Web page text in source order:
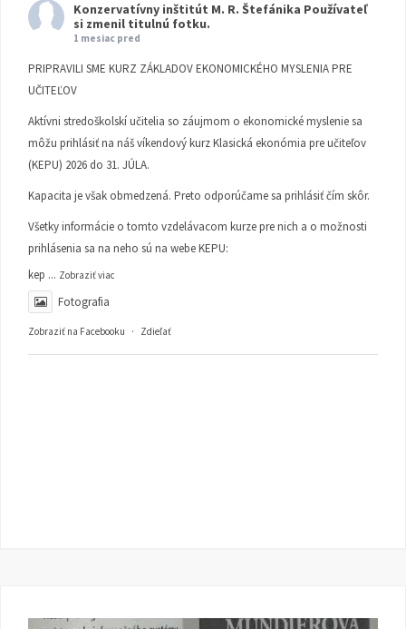
Konzervatívny inštitút M. R. Štefánika Používateľ
si zmenil titulnú fotku.
1 mesiac pred
PRIPRAVILI SME KURZ ZÁKLADOV EKONOMICKÉHO MYSLENIA PRE
UČITEĽOV
Aktívni stredoškolskí učitelia so záujmom o ekonomické myslenie sa
môžu prihlásiť na náš víkendový kurz Klasická ekonómia pre učiteľov
(KEPU) 2026 do 31. JÚLA.
Kapacita je však obmedzená. Preto odporúčame sa prihlásiť čím skôr.
Všetky informácie o tomto vzdelávacom kurze pre nich a o možnosti
prihlásenia sa na neho sú na webe KEPU:
kep ... Zobraziť viac
Fotografia
Zobraziť na Facebooku · Zdieľať